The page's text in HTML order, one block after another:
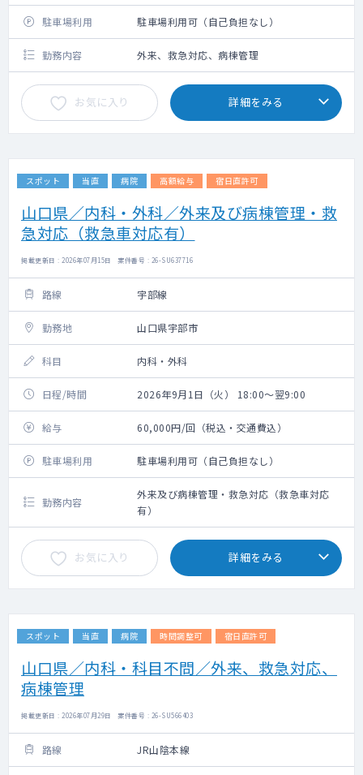
駐車場利用 駐車場利用可（自己負担なし）
勤務内容 外来、救急対応、病棟管理
お気に入り 詳細をみる
スポット 当直 病院 高額給与 宿日直許可
山口県／内科・外科／外来及び病棟管理・救
急対応（救急車対応有）
掲載更新日 : 2026年07月15日 案件番号 : 26-SU637716
路線 宇部線
勤務地 山口県宇部市
科目 内科・外科
日程/時間 2026年9月1日（火） 18:00～翌9:00
給与 60,000円/回（税込・交通費込）
駐車場利用 駐車場利用可（自己負担なし）
勤務内容
外来及び病棟管理・救急対応（救急車対応
有）
お気に入り 詳細をみる
スポット 当直 病院 時間調整可 宿日直許可
山口県／内科・科目不問／外来、救急対応、
病棟管理
掲載更新日 : 2026年07月29日 案件番号 : 26-SU566403
路線 JR山陰本線